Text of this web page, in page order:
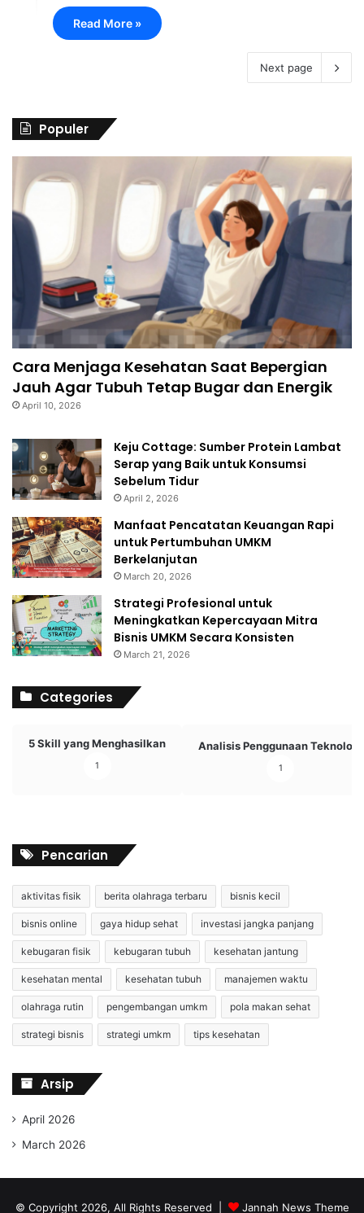
Read More »
Next page
Populer
Cara Menjaga Kesehatan Saat Bepergian
Jauh Agar Tubuh Tetap Bugar dan Energik
April 10, 2026
Keju Cottage: Sumber Protein Lambat
Serap yang Baik untuk Konsumsi
Sebelum Tidur
April 2, 2026
Manfaat Pencatatan Keuangan Rapi
untuk Pertumbuhan UMKM
Berkelanjutan
March 20, 2026
Strategi Profesional untuk
Meningkatkan Kepercayaan Mitra
Bisnis UMKM Secara Konsisten
March 21, 2026
Categories
5 Skill yang Menghasilkan
1
Analisis Penggunaan Teknologi
1
Pencarian
aktivitas fisik berita olahraga terbaru bisnis kecil
bisnis online gaya hidup sehat investasi jangka panjang
kebugaran fisik kebugaran tubuh kesehatan jantung
kesehatan mental kesehatan tubuh manajemen waktu
olahraga rutin pengembangan umkm pola makan sehat
strategi bisnis strategi umkm tips kesehatan
Arsip
April 2026
March 2026
© Copyright 2026, All Rights Reserved | Jannah News Theme